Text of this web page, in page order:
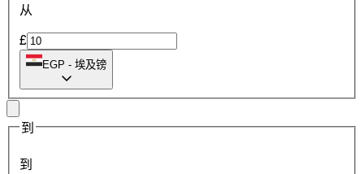
从
£
EGP - 埃及镑
到
到